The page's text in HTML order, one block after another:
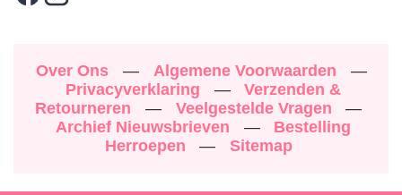
Over Ons — Algemene Voorwaarden
—
Privacyverklaring
—
Verzenden &
Retourneren
— Veelgestelde Vragen
—
Archief Nieuwsbrieven
—
Bestelling
Herroepen
— Sitemap